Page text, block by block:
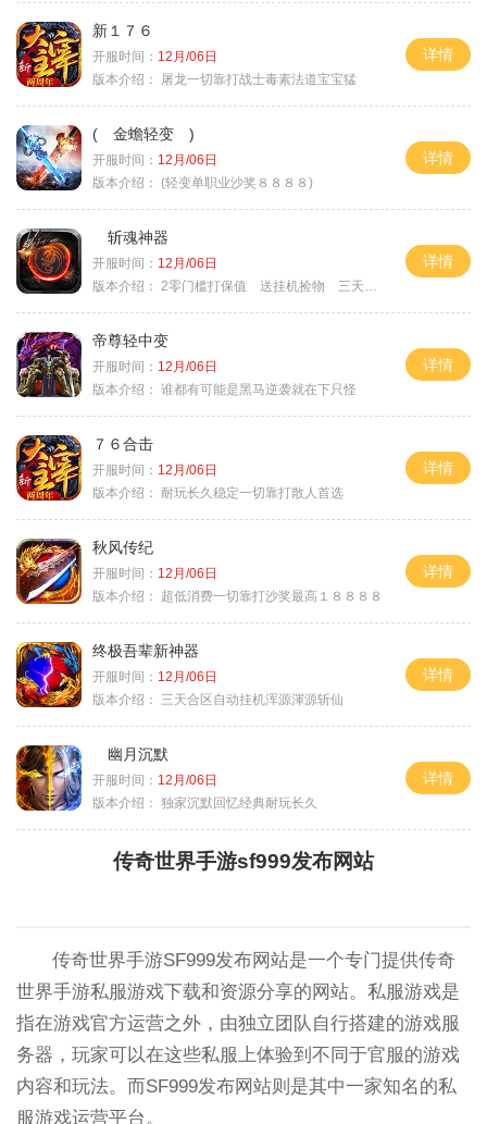
新１７６
开服时间： 12月/06日
版本介绍：
屠龙一切靠打战士毒素法道宝宝猛
详情
( 金蟾轻变 )
开服时间： 12月/06日
版本介绍： (轻变单职业沙奖８８８８)
详情
斩魂神器
开服时间： 12月/06日
版本介绍： 2零门槛打保值 送挂机捡物 三天合区
详情
帝尊轻中变
开服时间： 12月/06日
版本介绍： 谁都有可能是黑马逆袭就在下只怪
详情
７６合击
开服时间： 12月/06日
版本介绍： 耐玩长久稳定一切靠打散人首选
详情
秋风传纪
开服时间： 12月/06日
版本介绍：
超低消费一切靠打沙奖最高１８８８８
详情
终极吾辈新神器
开服时间： 12月/06日
版本介绍：
三天合区自动挂机浑源渾源斩仙
详情
幽月沉默
开服时间： 12月/06日
版本介绍： 独家沉默回忆经典耐玩长久
详情
传奇世界手游sf999发布网站
传奇世界手游SF999发布网站是一个专门提供传奇
世界手游私服游戏下载和资源分享的网站。私服游戏是
指在游戏官方运营之外，由独立团队自行搭建的游戏服
务器，玩家可以在这些私服上体验到不同于官服的游戏
内容和玩法。而SF999发布网站则是其中一家知名的私
服游戏运营平台。